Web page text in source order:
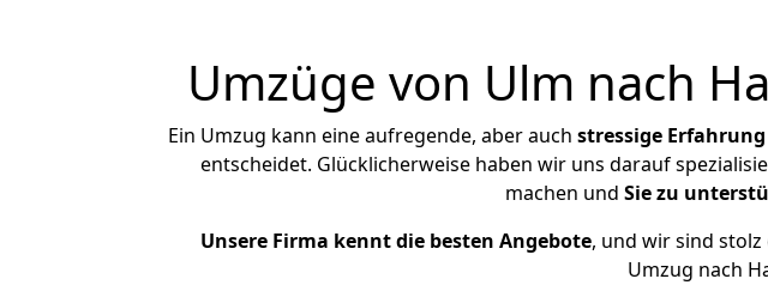
Umzüge von Ulm nach
Ein Umzug kann eine aufregende, aber auch stressige Erfahrung
entscheidet. Glücklicherweise haben wir uns darauf
machen und Sie zu
Unsere Firma kennt die besten Angebote, und wir sind
Umzug nach